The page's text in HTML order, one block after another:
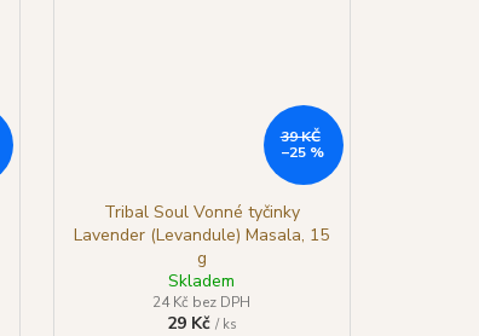
39 KČ
–25 %
Tribal Soul Vonné tyčinky
Lavender (Levandule) Masala, 15
g
Skladem
24 Kč bez DPH
29 Kč/ ks